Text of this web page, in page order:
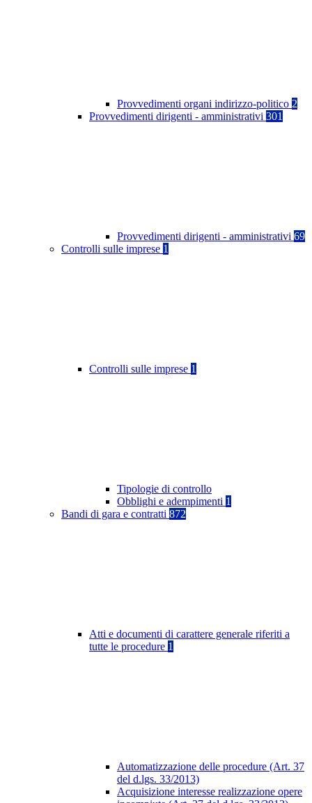
Provvedimenti organi indirizzo-politico 2
Provvedimenti dirigenti - amministrativi 301
Provvedimenti dirigenti - amministrativi 69
Controlli sulle imprese 1
Controlli sulle imprese 1
Tipologie di controllo
Obblighi e adempimenti 1
Bandi di gara e contratti 872
Atti e documenti di carattere generale riferiti a
tutte le procedure 1
Automatizzazione delle procedure (Art. 37
del d.lgs. 33/2013)
Acquisizione interesse realizzazione opere